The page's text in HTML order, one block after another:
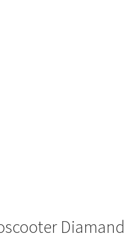
Diamand